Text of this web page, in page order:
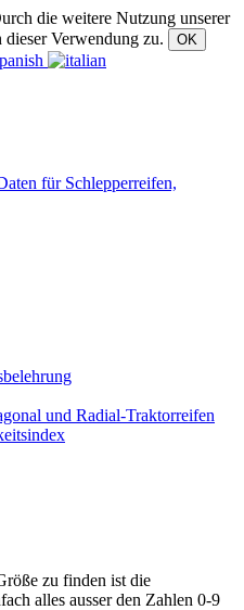
die weitere Nutzung unserer
dieser Verwendung zu.
und Radial-Traktorreifen
zu finden ist die
alles ausser den Zahlen 0-9